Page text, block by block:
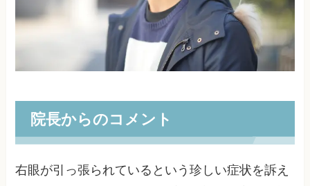
院長からのコメント
右眼が引っ張られているという珍しい症状を訴え